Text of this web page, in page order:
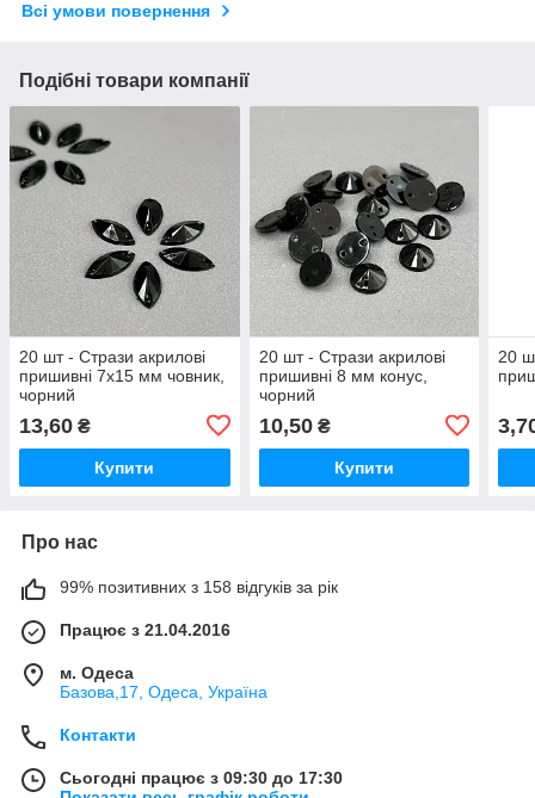
Всі умови повернення
Подібні товари компанії
20 шт - Стрази акрилові
пришивні 7х15 мм човник,
чорний
13,60 ₴
Купити
20 шт - Стрази акрилові
пришивні 8 мм конус,
чорний
10,50₴
Купити
20
Про нас
99% позитивних з 158 відгуків за рік
Працює з 21.04.2016
м. Одеса
Базова,17, Одеса, Україна
Контакти
Сьогодні працює з 09:30 до 17:30